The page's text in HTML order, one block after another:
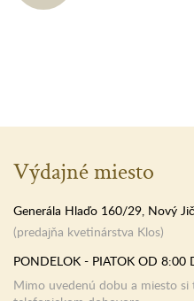
Výdajné miesto
Generála Hlaďo 160/29, Nový
(predajňa kvetinárstva Klos)
PONDELOK - PIATOK OD
Mimo uvedenú dobu a miesto